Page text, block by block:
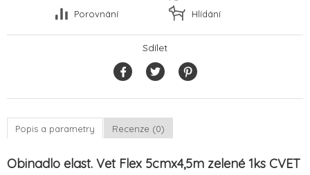
Porovnání
Hlídání
Sdílet
Popis a parametry Recenze (0)
Obinadlo elast. Vet Flex 5cmx4,5m zelené 1ks CVET